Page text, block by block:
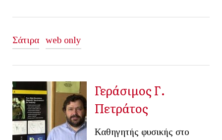
Σάτιρα web only
Γεράσιμος Γ.
Πετράτος
Καθηγητής φυσικής στο